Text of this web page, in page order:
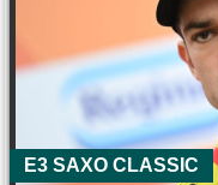
E3 SAXO CLASSIC